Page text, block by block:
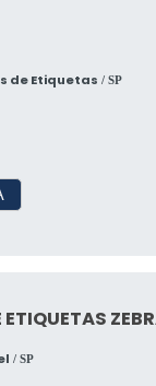
de Etiquetas / SP
/ SP